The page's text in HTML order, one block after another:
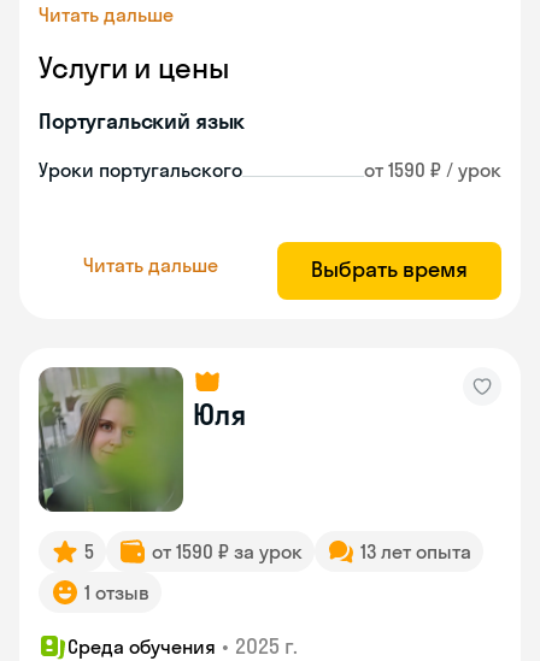
Читать дальше
Услуги и цены
Португальский язык
Уроки португальского от 1590 ₽ / урок
Читать дальше Выбрать время
Юля
5 от 1590 ₽ за урок
13 лет опыта
1 отзыв
Среда обучения • 2025 г.